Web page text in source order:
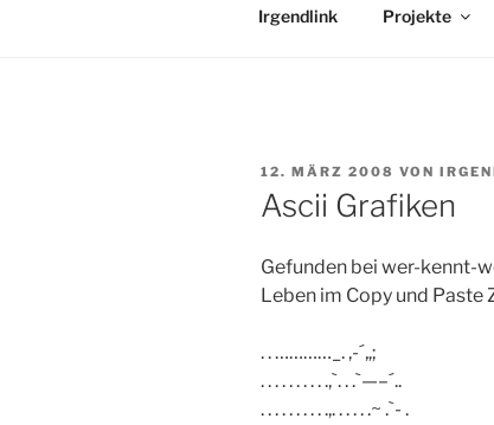
Irgendlink Projekte
VERÖFFENTLICHT
AM
12. MÄRZ 2008 VON
Ascii Grafiken
Gefunden bei wer-kennt-
Leben im Copy und Paste
. . …………_. ,-´„;
. . . . . . . . . .,`. . .`—–´..
. . . . . . . . . .,. . . . . .~ .`- .